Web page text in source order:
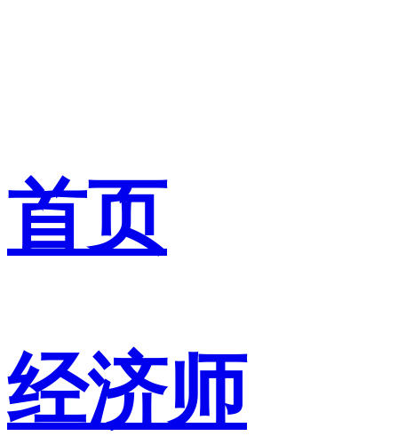
首页
经济师